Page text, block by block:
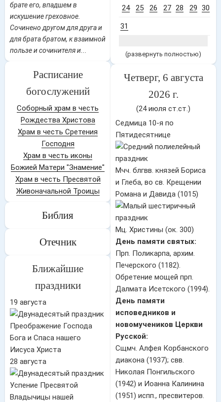
брате его, впадшем в
искушение греховное.
Сочинено другом для друга и
для брата братом, к взаимной
пользе и сочинителя и...
Расписание
богослужений
Соборный храм в честь
Рождества Христова
Храм в честь Сретения
Господня
Храм в честь иконы
Божией Матери "Знамение"
Храм в честь Пресвятой
Живоначальной Троицы
Библия
Отечник
Ближайшие
праздники
19 августа
Преображение Господа
Бога и Спаса нашего
Иисуса Христа
28 августа
Успение Пресвятой
Владычицы нашей
24 25 26 27 28 29 30
31
(развернуть полностью)
Четверг, 6 августа
2026 г.
(24 июля ст.ст.)
Седмица 10-я по
Пятидесятнице
Мчч. блгвв. князей Бориса
и Глеба, во св. Крещении
Романа и Давида (1015)
Мц. Христины (ок. 300)
День памяти святых:
Прп. Поликарпа, архим.
Печерского (1182).
Обретение мощей прп.
Далмата Исетского (1994).
День памяти
исповедников и
новомучеников Церкви
Русской:
Сщмч. Алфея Корбанского
диакона (1937); свв.
Николая Понгильского
(1942) и Иоанна Калинина
(1951) испп., пресвитеров.